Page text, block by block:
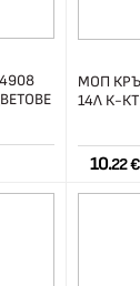
МОП
14Л К-КТ
10.22 €